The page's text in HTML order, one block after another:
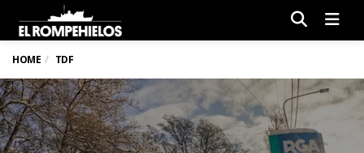
HOME TDF